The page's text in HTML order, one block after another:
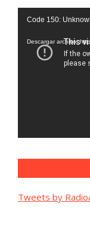
Reproductor
vídeo
Code 150:
Descargar archivo:
Tweets by